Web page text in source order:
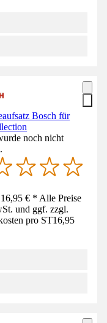
Bosch für
noch nicht
€ * Alle Preise
und ggf. zzgl.
pro ST16,95